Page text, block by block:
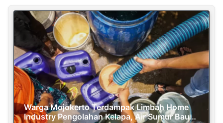
Warga Mojokerto Terdampak Limbah Home
Industry Pengolahan Kelapa, Air Sumur Bau